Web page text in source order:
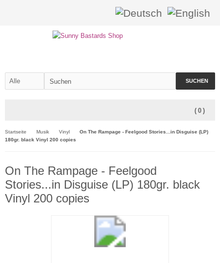
SUCHEN
( 0 )
Startseite Musik Vinyl
On The Rampage - Feelgood Stories...in Disguise (LP)
180gr. black Vinyl 200 copies
On The Rampage - Feelgood
Stories...in Disguise (LP) 180gr. black
Vinyl 200 copies